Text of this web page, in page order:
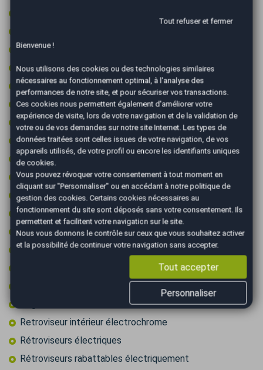
Ordinateur de bord
Pack éclairage ambiance
Pack luxe
Pack sport
Pack visibilite
Peinture integrale
Phares directionnels
Prise 12v
Prise audio USB
Projecteurs xénon
Radar arrière de détection d'obstacles
Radar avant de détection d'obstacles
Recharge smartphone par induction
Reconnaissance des panneaux de signalisation
Retroviseur intérieur électrochrome
Rétroviseurs électriques
Rétroviseurs rabattables électriquement
Tout refuser et fermer
Bienvenue !
Nous utilisons des cookies ou des technologies similaires
nécessaires au fonctionnement optimal, à l'analyse des
performances de notre site, et pour sécuriser vos transactions.
Ces cookies nous permettent également d'améliorer votre
expérience de visite, lors de votre navigation et de la validation de
votre ou de vos demandes sur notre site Internet. Les types de
données traitées sont celles issues de votre navigation, de vos
appareils utilisés, de votre profil ou encore les identifiants uniques
de cookies.
Vous pouvez révoquer votre consentement à tout moment en
cliquant sur "Personnaliser" ou en accédant à notre politique de
gestion des cookies. Certains cookies nécessaires au
fonctionnement du site sont déposés sans votre consentement. Ils
permettent et facilitent votre navigation sur le site.
Nous vous donnons le contrôle sur ceux que vous souhaitez activer
et la possibilité de continuer votre navigation sans accepter.
Tout accepter
Personnaliser